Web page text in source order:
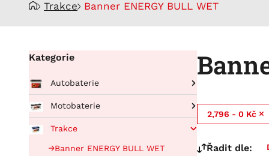
Trakce Banner ENERGY BULL WET
Kategorie
Autobaterie
Pro osobní automobily
RUNNING BULL AGM
EFB
Pro nákladní automobily
Motobaterie
BIKE BULL
BIKE BULL AGM
Trakce
Banner ENERGY BULL WET
2,796 - 0 Kč
Řadit dle: